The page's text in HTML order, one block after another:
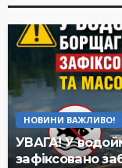
НОВИНИ ВАЖЛИВО!
УВАГА! У
зафіксовано